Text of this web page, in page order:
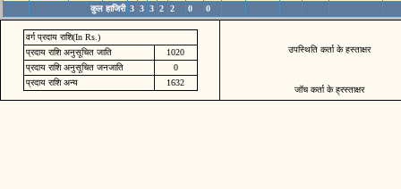
कुल हाजिरी 3 3 3 2 2 0 0
वर्ग प्रदाय राशि(In Rs.)
प्रदाय राशि अनुसूचित जाति
1020
प्रदाय राशि अनुसूचित जनजाति
0
प्रदाय राशि अन्य
1632
उपस्थिति कर्ता के हस्ताक्षर
जॉच कर्ता के ह्रस्ताक्षर